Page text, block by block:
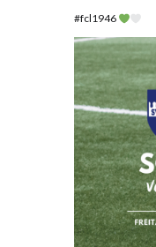
#fcl1946